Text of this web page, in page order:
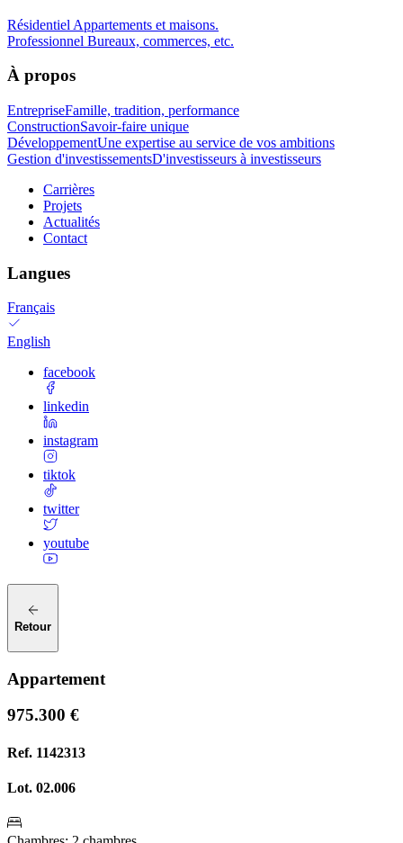
Résidentiel Appartements et maisons.
Professionnel Bureaux, commerces, etc.
À propos
EntrepriseFamille, tradition, performance
ConstructionSavoir-faire unique
DéveloppementUne expertise au service de vos ambitions
Gestion d'investissementsD'investisseurs à investisseurs
Carrières
Projets
Actualités
Contact
Langues
Français
English
facebook
linkedin
instagram
tiktok
twitter
youtube
Retour
Appartement
975.300 €
Ref. 1142313
Lot. 02.006